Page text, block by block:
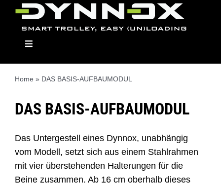
Skip
Toggle
Dynnox
Die Modelle
Aufbaumodule
Home » DAS BASIS-AUFBAUMODUL
DAS BASIS-AUFBAUMODUL
Das Untergestell eines Dynnox, unabhängig
vom Modell, setzt sich aus einem Stahlrahmen
mit vier überstehenden Halterungen für die
Beine zusammen. Ab 16 cm oberhalb dieses